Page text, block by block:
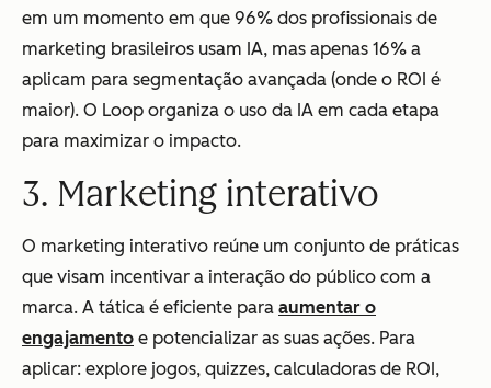
em um momento em que 96% dos profissionais de
marketing brasileiros usam IA, mas apenas 16% a
aplicam para segmentação avançada (onde o ROI é
maior). O Loop organiza o uso da IA em cada etapa
para maximizar o impacto.
3. Marketing interativo
O marketing interativo reúne um conjunto de práticas
que visam incentivar a interação do público com a
marca. A tática é eficiente para aumentar o
engajamento e potencializar as suas ações. Para
aplicar: explore jogos, quizzes, calculadoras de ROI,